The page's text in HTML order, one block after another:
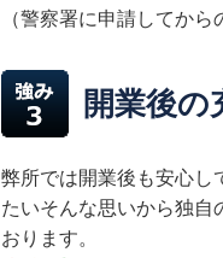
（警察署に申請してから
開業後の
弊所では開業後も安心し
たいそんな思いから独自
おります。